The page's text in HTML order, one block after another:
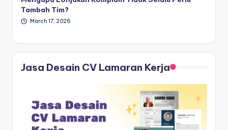
Tambah Tim?
March 17, 2026
Jasa Desain CV Lamaran Kerja